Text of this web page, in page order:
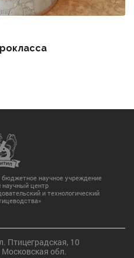
научное учреждение
центр
и технологический
Птицеградская, 10
обл.